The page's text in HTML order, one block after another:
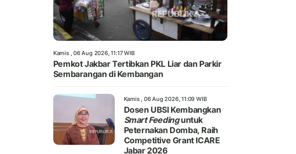
Kamis , 06 Aug 2026, 11:17 WIB
Pemkot Jakbar Tertibkan PKL Liar dan Parkir
Sembarangan di Kembangan
Kamis , 06 Aug 2026, 11:09 WIB
Dosen UBSI Kembangkan
Smart Feedinguntuk
Peternakan Domba, Raih
Competitive Grant ICARE
Jabar 2026